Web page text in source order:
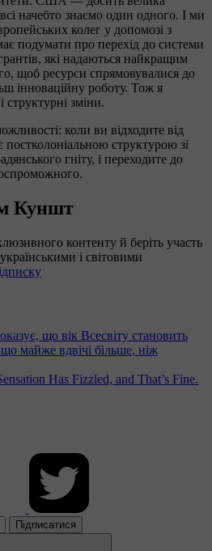
начебто знаємо один одного. І ми
колег у допомозі з
подумати про перехід до системи
які надаються найкращим
щоб ресурси спрямовувалися до
інноваційну роботу. Тож я
зміни.
коли ви відходите від
структурою зі
гніту, і переходите до
Куншт
контенту й беріть участь
і світовими
що вік Всесвіту становить
майже вдвічі більше, ніж
Has Fizzled, and That’s Fine.
Підписатися